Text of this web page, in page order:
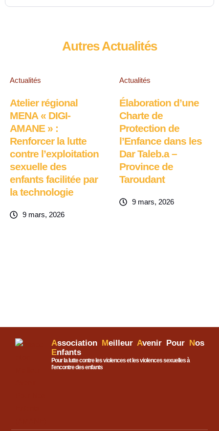
Autres Actualités
Actualités
Atelier régional
MENA « DIGI-
AMANE » :
Renforcer la lutte
contre l’exploitation
sexuelle des
enfants facilitée par
la technologie
9 mars, 2026
Actualités
Élaboration d’une
Charte de
Protection de
l’Enfance dans les
Dar Taleb.a –
Province de
Taroudant
9 mars, 2026
Association Meilleur Avenir Pour Nos
Enfants
Pour la lutte contre les violences et les violences sexuelles à
l'encontre des enfants